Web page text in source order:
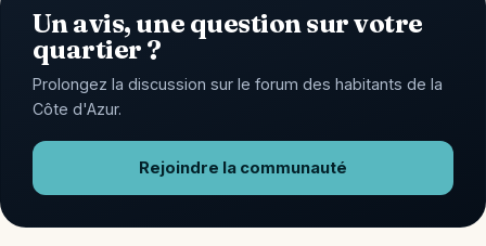
Un avis, une question sur votre
quartier ?
Prolongez la discussion sur le forum des habitants de la
Côte d'Azur.
Rejoindre la communauté